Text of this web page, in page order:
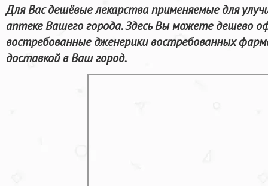
Для Вас дешёвые лекарства применяемые для
аптеке Вашего города. Здесь Вы можете дешево
востребованные дженерики востребованных
доставкой в Ваш город.